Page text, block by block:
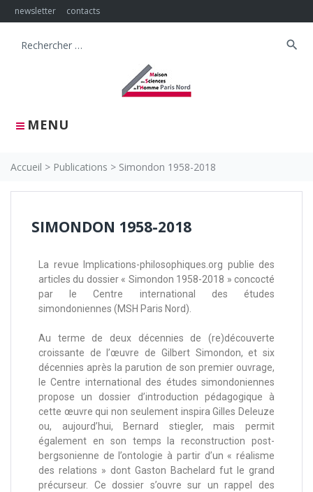
newsletter contacts
MENU
search
Accueil > Publications > Simondon 1958-2018
SIMONDON 1958-2018
La revue Implications-philosophiques.org publie des
articles du dossier « Simondon 1958-2018 » concocté
par le Centre international des études
simondoniennes (MSH Paris Nord).
Au terme de deux décennies de (re)découverte
croissante de l’œuvre de Gilbert Simondon, et six
décennies après la parution de son premier ouvrage,
le Centre international des études simondoniennes
propose un dossier d’introduction pédagogique à
cette œuvre qui non seulement inspira Gilles Deleuze
ou, aujourd’hui, Bernard stiegler, mais permit
également en son temps la reconstruction post-
bergsonienne de l’ontologie à partir d’un « réalisme
des relations » dont Gaston Bachelard fut le grand
précurseur. Ce dossier s’ouvre sur un rappel des